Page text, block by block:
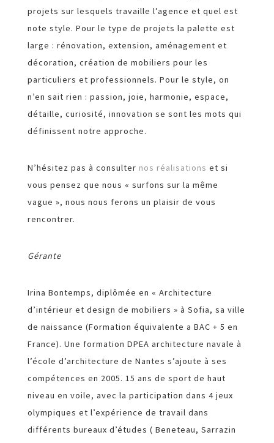
projets sur lesquels travaille l’agence et quel est
note style. Pour le type de projets la palette est
large : rénovation, extension, aménagement et
décoration, création de mobiliers pour les
particuliers et professionnels. Pour le style, on
n’en sait rien : passion, joie, harmonie, espace,
détaille, curiosité, innovation se sont les mots qui
définissent notre approche.
N’hésitez pas à consulter nos réalisations et si
vous pensez que nous « surfons sur la même
vague », nous nous ferons un plaisir de vous
rencontrer.
Gérante
Irina Bontemps, diplômée en « Architecture
d’intérieur et design de mobiliers » à Sofia, sa ville
de naissance (Formation équivalente a BAC + 5 en
France). Une formation DPEA architecture navale à
l’école d’architecture de Nantes s’ajoute à ses
compétences en 2005. 15 ans de sport de haut
niveau en voile, avec la participation dans 4 jeux
olympiques et l’expérience de travail dans
différents bureaux d’études ( Beneteau, Sarrazin